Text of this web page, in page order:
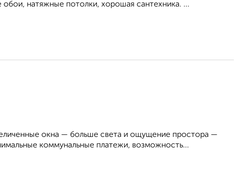
обои, натяжные потолки, хорошая сантехника. ...
окна — больше света и ощущение простора —
коммунальные платежи, возможность...